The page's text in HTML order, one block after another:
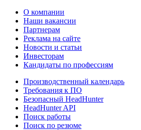
О компании
Наши вакансии
Партнерам
Реклама на сайте
Новости и статьи
Инвесторам
Кандидаты по профессиям
Производственный календарь
Требования к ПО
Безопасный HeadHunter
HeadHunter API
Поиск работы
Поиск по резюме